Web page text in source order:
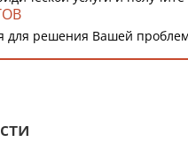
для решения Вашей